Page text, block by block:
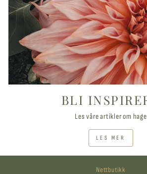
BLI
Les våre artikler om hage
LES MER
Nettbutikk